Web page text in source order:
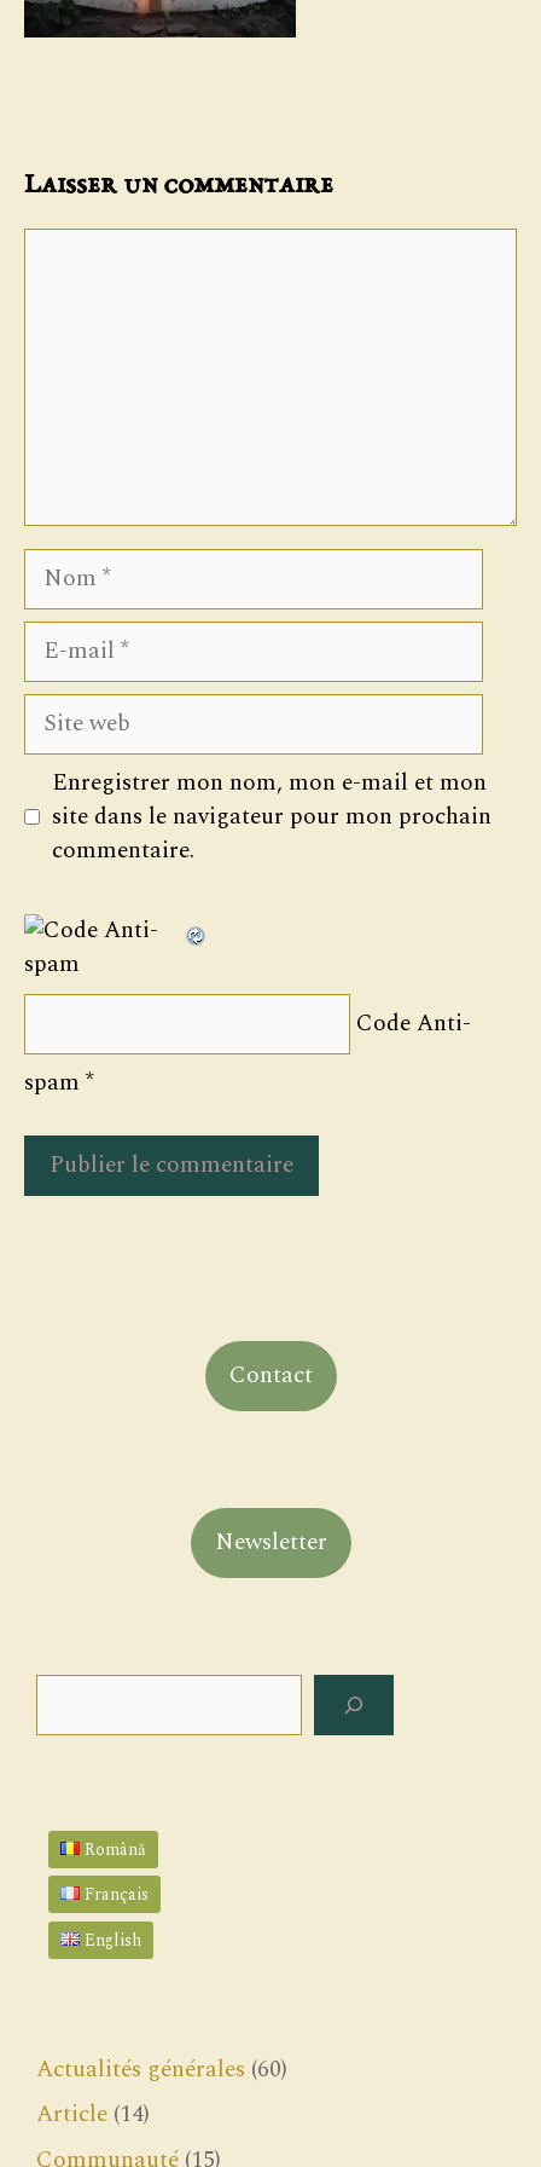
Laisser un commentaire
Nom
E-
mail
Site
web
Enregistrer mon nom, mon e-mail et mon
site dans le navigateur pour mon prochain
commentaire.
Code Anti-
spam *
Contact
Newsletter
Română
Français
English
Actualités générales (60)
Article (14)
Communauté (15)